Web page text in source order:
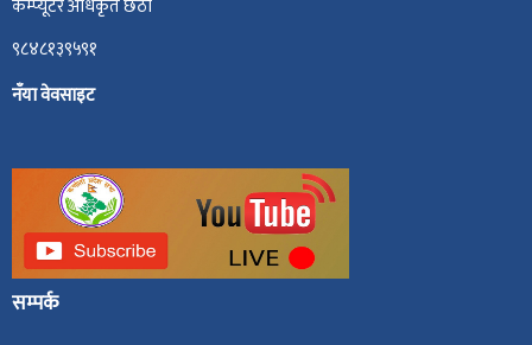
कम्प्यूटर अधिकृत छैंठौँ
९८४८१३९५९१
नँया वेवसाइट
सम्पर्क